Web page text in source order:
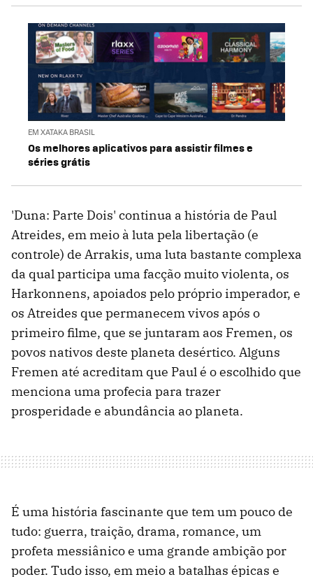
EM XATAKA BRASIL
Os melhores aplicativos para assistir filmes e
séries grátis
'Duna: Parte Dois' continua a história de Paul
Atreides, em meio à luta pela libertação (e
controle) de Arrakis, uma luta bastante complexa
da qual participa uma facção muito violenta, os
Harkonnens, apoiados pelo próprio imperador, e
os Atreides que permanecem vivos após o
primeiro filme, que se juntaram aos Fremen, os
povos nativos deste planeta desértico. Alguns
Fremen até acreditam que Paul é o escolhido que
menciona uma profecia para trazer
prosperidade e abundância ao planeta.
É uma história fascinante que tem um pouco de
tudo: guerra, traição, drama, romance, um
profeta messiânico e uma grande ambição por
poder. Tudo isso, em meio a batalhas épicas e